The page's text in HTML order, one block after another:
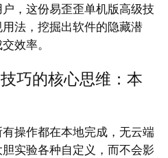
，这份易歪歪单机版高级技
法，挖掘出软件的隐藏潜
效率。
巧的核心思维：本
操作都在本地完成，无云端
实验各种自定义，而不会影